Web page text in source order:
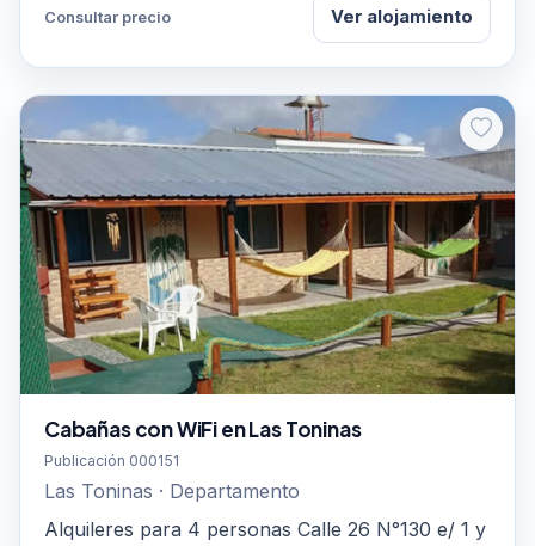
Consultar precio Ver alojamiento
Cabañas con WiFi en Las Toninas
Publicación 000151
Las Toninas · Departamento
Alquileres para 4 personas Calle 26 N°130 e/ 1 y